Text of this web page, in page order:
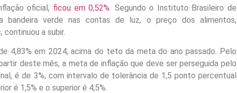
oficial, ficou em 0,52% . Segundo o Instituto Brasileiro de
bandeira verde nas contas de luz, o preço dos alimentos,
a subir.
4,83% em 2024, acima do teto da meta do ano passado. Pelo
deste mês, a meta de inflação que deve ser perseguida pelo
é de 3%, com intervalo de tolerância de 1,5 ponto percentual
é 1,5% e o superior é 4,5%.